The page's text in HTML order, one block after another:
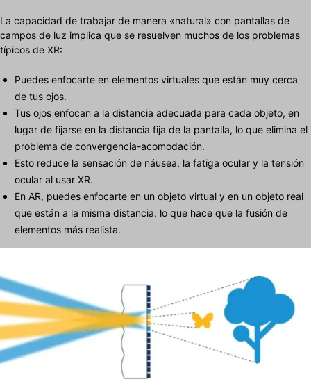
La capacidad de trabajar de manera «natural» con pantallas de
campos de luz implica que se resuelven muchos de los problemas
típicos de XR:
Puedes enfocarte en elementos virtuales que están muy cerca
de tus ojos.
Tus ojos enfocan a la distancia adecuada para cada objeto, en
lugar de fijarse en la distancia fija de la pantalla, lo que elimina el
problema de convergencia-acomodación.
Esto reduce la sensación de náusea, la fatiga ocular y la tensión
ocular al usar XR.
En AR, puedes enfocarte en un objeto virtual y en un objeto real
que están a la misma distancia, lo que hace que la fusión de
elementos más realista.